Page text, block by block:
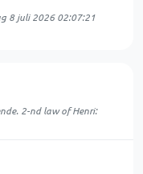
8 juli 2026 02:07:21
2-nd law of Henri: